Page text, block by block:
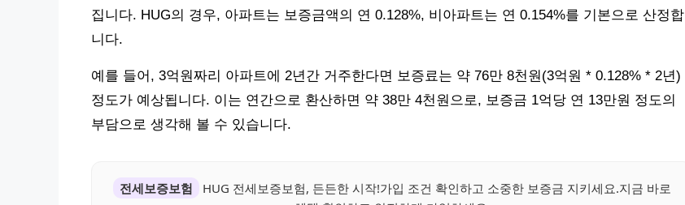
집니다. HUG의 경우, 아파트는 보증금액의 연 0.128%, 비아파트는 연 0.154%를 기본으로 산정합
니다.
예를 들어, 3억원짜리 아파트에 2년간 거주한다면 보증료는 약 76만 8천원(3억원 * 0.128% * 2년)
정도가 예상됩니다. 이는 연간으로 환산하면 약 38만 4천원으로, 보증금 1억당 연 13만원 정도의
부담으로 생각해 볼 수 있습니다.
전세보증보험
HUG 전세보증보험, 든든한 시작!가입 조건 확인하고 소중한 보증금 지키세요.지금 바로